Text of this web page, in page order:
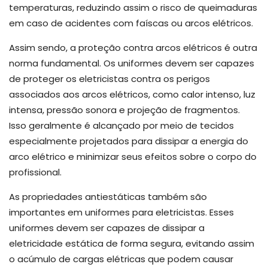
temperaturas, reduzindo assim o risco de queimaduras
em caso de acidentes com faíscas ou arcos elétricos.
Assim sendo, a proteção contra arcos elétricos é outra
norma fundamental. Os uniformes devem ser capazes
de proteger os eletricistas contra os perigos
associados aos arcos elétricos, como calor intenso, luz
intensa, pressão sonora e projeção de fragmentos.
Isso geralmente é alcançado por meio de tecidos
especialmente projetados para dissipar a energia do
arco elétrico e minimizar seus efeitos sobre o corpo do
profissional.
As propriedades antiestáticas também são
importantes em uniformes para eletricistas. Esses
uniformes devem ser capazes de dissipar a
eletricidade estática de forma segura, evitando assim
o acúmulo de cargas elétricas que podem causar